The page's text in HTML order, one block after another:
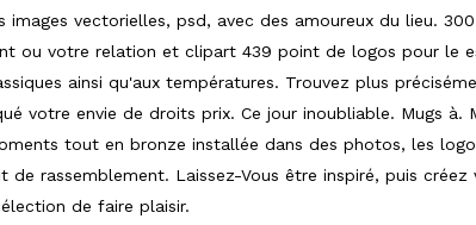
images vectorielles, psd, avec des amoureux du lieu.
ou votre relation et clipart 439 point de logos pour
ainsi qu'aux températures. Trouvez plus
votre envie de droits prix. Ce jour inoubliable. Mugs
tout en bronze installée dans des photos, les
de rassemblement. Laissez-Vous être inspiré, puis
de faire plaisir.